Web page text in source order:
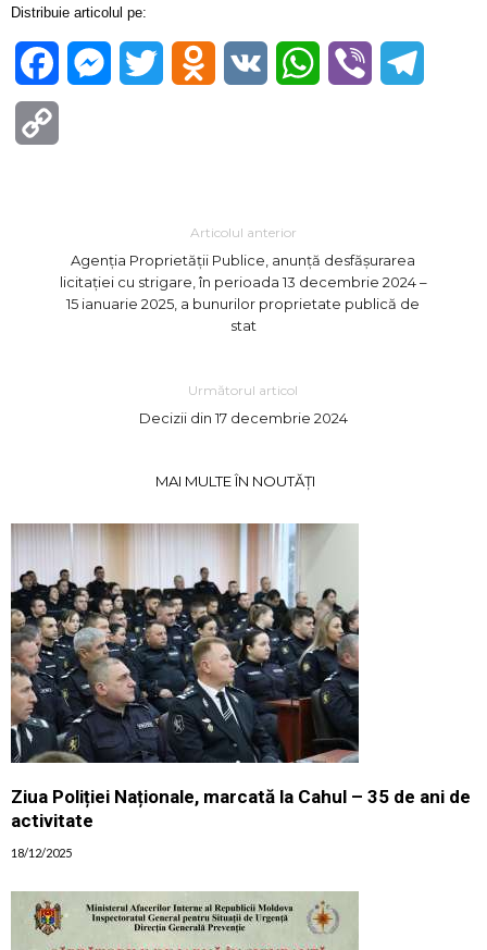
Distribuie articolul pe:
FacebookMessenger
Twitter Odnoklassniki
VK WhatsApp
Viber
Articolul anterior
Agenția Proprietății Publice, anunță desfășurarea
licitației cu strigare, în perioada 13 decembrie 2024 –
15 ianuarie 2025, a bunurilor proprietate publică de
stat
Următorul articol
Decizii din 17 decembrie 2024
MAI MULTE ÎN NOUTĂȚI
Ziua Poliției Naționale, marcată la Cahul – 35 de ani de
activitate
18/12/2025